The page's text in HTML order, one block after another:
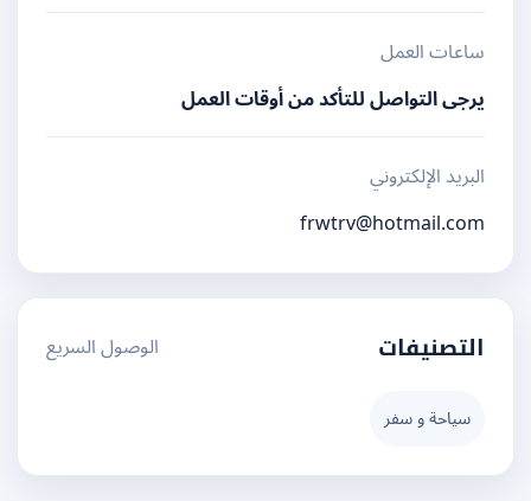
ساعات العمل
يرجى التواصل للتأكد من أوقات العمل
البريد الإلكتروني
frwtrv@hotmail.com
التصنيفات الوصول السريع
سياحة و سفر